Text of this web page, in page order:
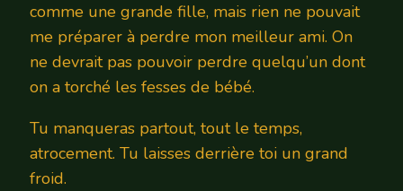
comme une grande fille, mais rien ne pouvait
me préparer à perdre mon meilleur ami. On
ne devrait pas pouvoir perdre quelqu’un dont
on a torché les fesses de bébé.
Tu manqueras partout, tout le temps,
atrocement. Tu laisses derrière toi un grand
froid.